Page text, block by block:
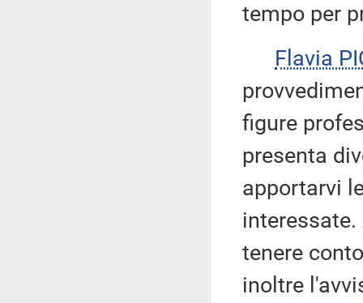
tempo per
Flavia
figure
presenta
apportarvi
tenere
inoltre